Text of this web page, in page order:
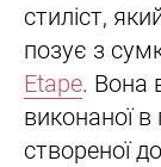
стиліст,
позує з
Etape. Вона
виконаної в
створеної